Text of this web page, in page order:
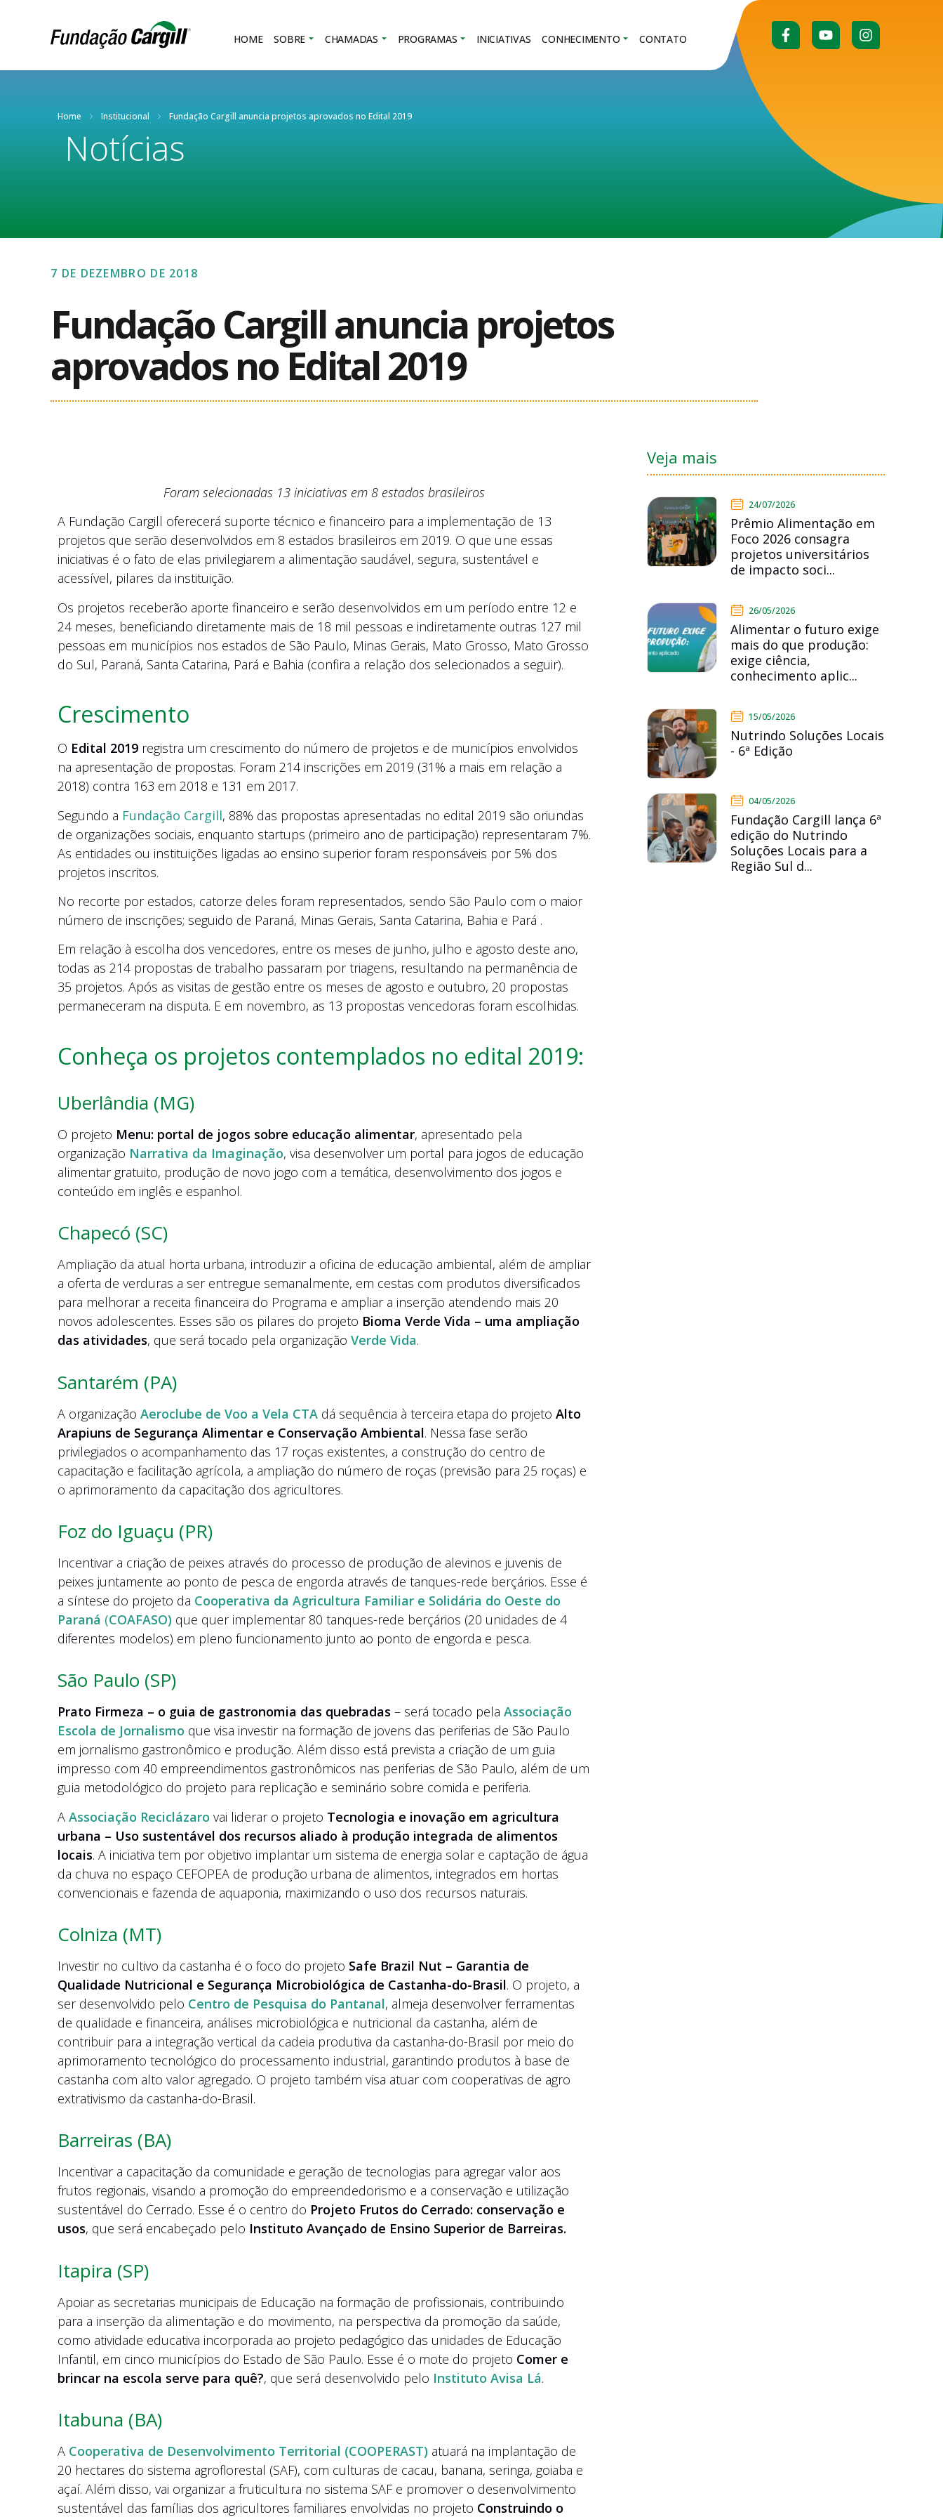
HOME SOBRE CHAMADAS PROGRAMAS INICIATIVAS CONHECIMENTO CONTATO
Home Institucional Fundação Cargill anuncia projetos aprovados no Edital 2019
Notícias
7 DE DEZEMBRO DE 2018
Fundação Cargill anuncia projetos
aprovados no Edital 2019
Foram selecionadas 13 iniciativas em 8 estados brasileiros
A Fundação Cargill oferecerá suporte técnico e financeiro para a implementação de 13
projetos que serão desenvolvidos em 8 estados brasileiros em 2019. O que une essas
iniciativas é o fato de elas privilegiarem a alimentação saudável, segura, sustentável e
acessível, pilares da instituição.
Os projetos receberão aporte financeiro e serão desenvolvidos em um período entre 12 e
24 meses, beneficiando diretamente mais de 18 mil pessoas e indiretamente outras 127 mil
pessoas em municípios nos estados de São Paulo, Minas Gerais, Mato Grosso, Mato Grosso
do Sul, Paraná, Santa Catarina, Pará e Bahia (confira a relação dos selecionados a seguir).
Crescimento
O Edital 2019 registra um crescimento do número de projetos e de municípios envolvidos
na apresentação de propostas. Foram 214 inscrições em 2019 (31% a mais em relação a
2018) contra 163 em 2018 e 131 em 2017.
Segundo a Fundação Cargill, 88% das propostas apresentadas no edital 2019 são oriundas
de organizações sociais, enquanto startups (primeiro ano de participação) representaram 7%.
As entidades ou instituições ligadas ao ensino superior foram responsáveis por 5% dos
projetos inscritos.
No recorte por estados, catorze deles foram representados, sendo São Paulo com o maior
número de inscrições; seguido de Paraná, Minas Gerais, Santa Catarina, Bahia e Pará .
Em relação à escolha dos vencedores, entre os meses de junho, julho e agosto deste ano,
todas as 214 propostas de trabalho passaram por triagens, resultando na permanência de
35 projetos. Após as visitas de gestão entre os meses de agosto e outubro, 20 propostas
permaneceram na disputa. E em novembro, as 13 propostas vencedoras foram escolhidas.
Conheça os projetos contemplados no edital 2019:
Uberlândia (MG)
O projeto Menu: portal de jogos sobre educação alimentar, apresentado pela
organização Narrativa da Imaginação, visa desenvolver um portal para jogos de educação
alimentar gratuito, produção de novo jogo com a temática, desenvolvimento dos jogos e
conteúdo em inglês e espanhol.
Chapecó (SC)
Ampliação da atual horta urbana, introduzir a oficina de educação ambiental, além de ampliar
a oferta de verduras a ser entregue semanalmente, em cestas com produtos diversificados
para melhorar a receita financeira do Programa e ampliar a inserção atendendo mais 20
novos adolescentes. Esses são os pilares do projeto Bioma Verde Vida – uma ampliação
das atividades, que será tocado pela organização Verde Vida.
Santarém (PA)
A organização Aeroclube de Voo a Vela CTA dá sequência à terceira etapa do projeto Alto
Arapiuns de Segurança Alimentar e Conservação Ambiental. Nessa fase serão
privilegiados o acompanhamento das 17 roças existentes, a construção do centro de
capacitação e facilitação agrícola, a ampliação do número de roças (previsão para 25 roças) e
o aprimoramento da capacitação dos agricultores.
Foz do Iguaçu (PR)
Incentivar a criação de peixes através do processo de produção de alevinos e juvenis de
peixes juntamente ao ponto de pesca de engorda através de tanques-rede berçários. Esse é
a síntese do projeto da Cooperativa da Agricultura Familiar e Solidária do Oeste do
Paraná (COAFASO) que quer implementar 80 tanques-rede berçários (20 unidades de 4
diferentes modelos) em pleno funcionamento junto ao ponto de engorda e pesca.
São Paulo (SP)
Prato Firmeza – o guia de gastronomia das quebradas – será tocado pela Associação
Escola de Jornalismo que visa investir na formação de jovens das periferias de São Paulo
em jornalismo gastronômico e produção. Além disso está prevista a criação de um guia
impresso com 40 empreendimentos gastronômicos nas periferias de São Paulo, além de um
guia metodológico do projeto para replicação e seminário sobre comida e periferia.
A Associação Reciclázaro vai liderar o projeto Tecnologia e inovação em agricultura
urbana – Uso sustentável dos recursos aliado à produção integrada de alimentos
locais. A iniciativa tem por objetivo implantar um sistema de energia solar e captação de água
da chuva no espaço CEFOPEA de produção urbana de alimentos, integrados em hortas
convencionais e fazenda de aquaponia, maximizando o uso dos recursos naturais.
Colniza (MT)
Investir no cultivo da castanha é o foco do projeto Safe Brazil Nut – Garantia de
Qualidade Nutricional e Segurança Microbiológica de Castanha-do-Brasil. O projeto, a
ser desenvolvido pelo Centro de Pesquisa do Pantanal, almeja desenvolver ferramentas
de qualidade e financeira, análises microbiológica e nutricional da castanha, além de
contribuir para a integração vertical da cadeia produtiva da castanha-do-Brasil por meio do
aprimoramento tecnológico do processamento industrial, garantindo produtos à base de
castanha com alto valor agregado. O projeto também visa atuar com cooperativas de agro
extrativismo da castanha-do-Brasil.
Barreiras (BA)
Incentivar a capacitação da comunidade e geração de tecnologias para agregar valor aos
frutos regionais, visando a promoção do empreendedorismo e a conservação e utilização
sustentável do Cerrado. Esse é o centro do Projeto Frutos do Cerrado: conservação e
usos, que será encabeçado pelo Instituto Avançado de Ensino Superior de Barreiras.
Itapira (SP)
Apoiar as secretarias municipais de Educação na formação de profissionais, contribuindo
para a inserção da alimentação e do movimento, na perspectiva da promoção da saúde,
como atividade educativa incorporada ao projeto pedagógico das unidades de Educação
Infantil, em cinco municípios do Estado de São Paulo. Esse é o mote do projeto Comer e
brincar na escola serve para quê?, que será desenvolvido pelo Instituto Avisa Lá.
Itabuna (BA)
A Cooperativa de Desenvolvimento Territorial (COOPERAST) atuará na implantação de
20 hectares do sistema agroflorestal (SAF), com culturas de cacau, banana, seringa, goiaba e
açaí. Além disso, vai organizar a fruticultura no sistema SAF e promover o desenvolvimento
sustentável das famílias dos agricultores familiares envolvidas no projeto Construindo o
Veja mais
24/07/2026
Prêmio Alimentação em
Foco 2026 consagra
projetos universitários
de impacto soci...
26/05/2026
Alimentar o futuro exige
mais do que produção:
exige ciência,
conhecimento aplic...
15/05/2026
Nutrindo Soluções Locais
- 6ª Edição
04/05/2026
Fundação Cargill lança 6ª
edição do Nutrindo
Soluções Locais para a
Região Sul d...